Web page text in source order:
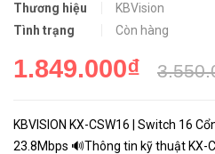
Thương hiệu
KBVision
Tình trạng
Còn hàng
1.849.000₫
KBVISION KX-CSW16 | Switch 16
23.8Mbps 🔊Thông tin kỹ thuật KX-CSW16: Switch